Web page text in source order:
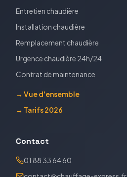
Entretien chaudière
Installation chaudière
Remplacement chaudière
Urgence chaudière 24h/24
Contrat de maintenance
→ Vue d'ensemble
→ Tarifs 2026
Contact
01 88 33 64 60